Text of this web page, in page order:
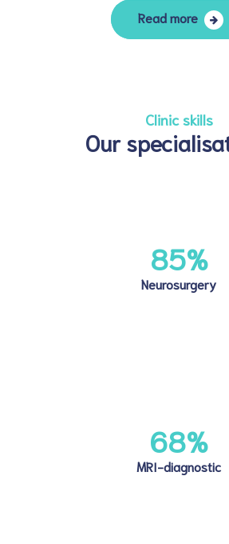
Read more
Clinic skills
Our
85%
Neurosurgery
68%
MRI-diagnostic